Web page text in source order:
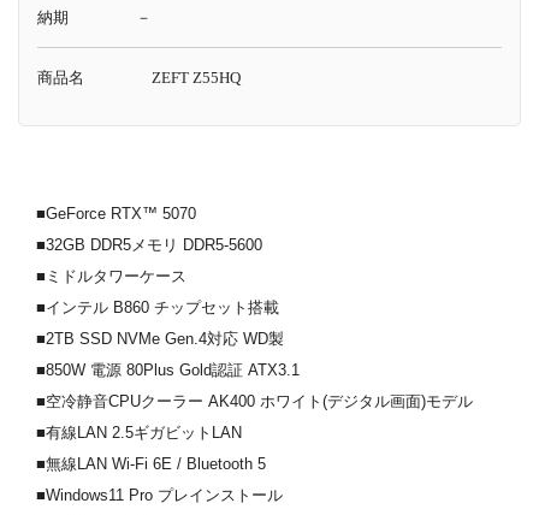
納期 －
商品名 ZEFT Z55HQ
■GeForce RTX™ 5070
■32GB DDR5メモリ DDR5-5600
■ミドルタワーケース
■インテル B860 チップセット搭載
■2TB SSD NVMe Gen.4対応 WD製
■850W 電源 80Plus Gold認証 ATX3.1
■空冷静音CPUクーラー AK400 ホワイト(デジタル画面)モデル
■有線LAN 2.5ギガビットLAN
■無線LAN Wi-Fi 6E / Bluetooth 5
■Windows11 Pro プレインストール